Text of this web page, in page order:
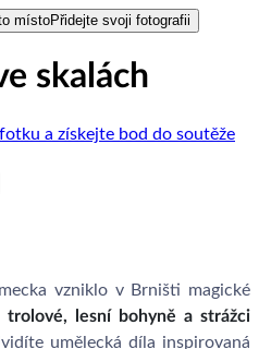
místoPřidejte svoji fotografii
skalách
a získejte bod do soutěže
vzniklo v Brništi magické
trolové, lesní bohyně a strážci
umělecká díla inspirovaná